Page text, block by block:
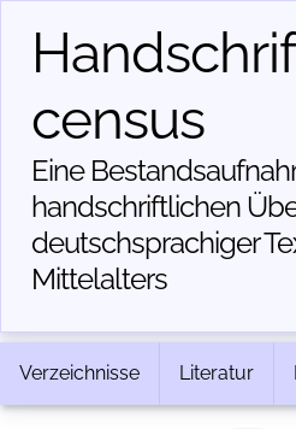
census
Eine
handschriftlichen
deutschsprachiger
Mittelalters
Verzeichnisse Literatur